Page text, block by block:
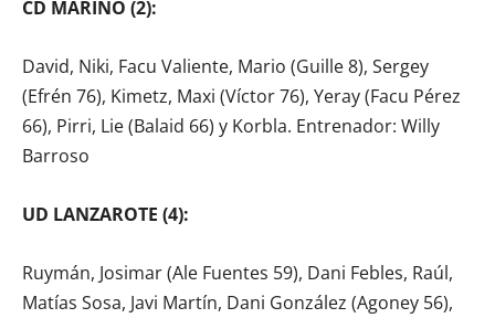
CD MARINO (2):
David, Niki, Facu Valiente, Mario (Guille 8), Sergey
(Efrén 76), Kimetz, Maxi (Víctor 76), Yeray (Facu Pérez
66), Pirri, Lie (Balaid 66) y Korbla. Entrenador: Willy
Barroso
UD LANZAROTE (4):
Ruymán, Josimar (Ale Fuentes 59), Dani Febles, Raúl,
Matías Sosa, Javi Martín, Dani González (Agoney 56),